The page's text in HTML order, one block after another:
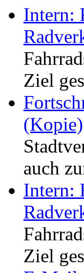
Intern:
Ziel
(Kopie)
auch
Intern:
Ziel